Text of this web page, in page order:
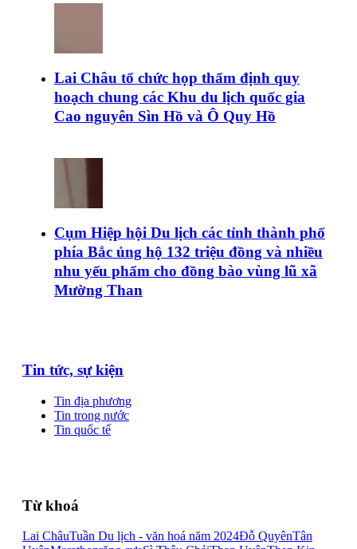
Lai Châu tổ chức họp thẩm định quy
hoạch chung các Khu du lịch quốc gia
Cao nguyên Sìn Hồ và Ô Quy Hồ
Cụm Hiệp hội Du lịch các tỉnh thành phố
phía Bắc ủng hộ 132 triệu đồng và nhiều
nhu yếu phẩm cho đồng bào vùng lũ xã
Mường Than
Tin tức, sự kiện
Tin địa phương
Tin trong nước
Tin quốc tế
Từ khoá
Lai ChâuTuần Du lịch - văn hoá năm 2024Đỗ QuyênTân